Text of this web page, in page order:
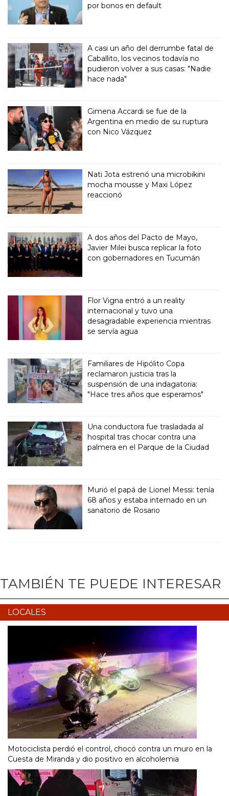
por bonos en default
A casi un año del derrumbe fatal de
Caballito, los vecinos todavía no
pudieron volver a sus casas: "Nadie
hace nada"
Gimena Accardi se fue de la
Argentina en medio de su ruptura
con Nico Vázquez
Nati Jota estrenó una microbikini
mocha mousse y Maxi López
reaccionó
A dos años del Pacto de Mayo,
Javier Milei busca replicar la foto
con gobernadores en Tucumán
Flor Vigna entró a un reality
internacional y tuvo una
desagradable experiencia mientras
se servía agua
Familiares de Hipólito Copa
reclamaron justicia tras la
suspensión de una indagatoria:
"Hace tres años que esperamos"
Una conductora fue trasladada al
hospital tras chocar contra una
palmera en el Parque de la Ciudad
Murió el papá de Lionel Messi: tenía
68 años y estaba internado en un
sanatorio de Rosario
TAMBIÉN TE PUEDE INTERESAR
LOCALES
Motociclista perdió el control, chocó contra un muro en la
Cuesta de Miranda y dio positivo en alcoholemia